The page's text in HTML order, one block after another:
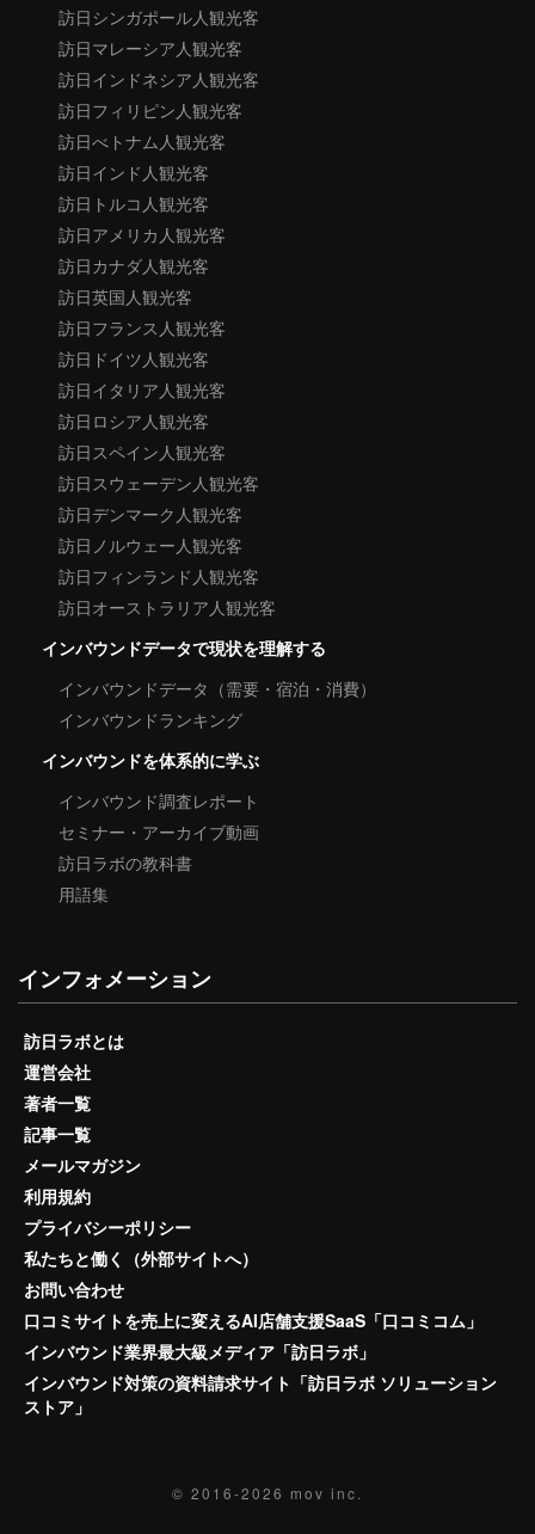
訪日シンガポール人観光客
訪日マレーシア人観光客
訪日インドネシア人観光客
訪日フィリピン人観光客
訪日べトナム人観光客
訪日インド人観光客
訪日トルコ人観光客
訪日アメリカ人観光客
訪日カナダ人観光客
訪日英国人観光客
訪日フランス人観光客
訪日ドイツ人観光客
訪日イタリア人観光客
訪日ロシア人観光客
訪日スペイン人観光客
訪日スウェーデン人観光客
訪日デンマーク人観光客
訪日ノルウェー人観光客
訪日フィンランド人観光客
訪日オーストラリア人観光客
インバウンドデータで現状を理解する
インバウンドデータ（需要・宿泊・消費）
インバウンドランキング
インバウンドを体系的に学ぶ
インバウンド調査レポート
セミナー・アーカイブ動画
訪日ラボの教科書
用語集
インフォメーション
訪日ラボとは
運営会社
著者一覧
記事一覧
メールマガジン
利用規約
プライバシーポリシー
私たちと働く（外部サイトへ）
お問い合わせ
口コミサイトを売上に変えるAI店舗支援SaaS「口コミコム」
インバウンド業界最大級メディア「訪日ラボ」
インバウンド対策の資料請求サイト「訪日ラボ ソリューション
ストア」
© 2016-2026 mov inc.